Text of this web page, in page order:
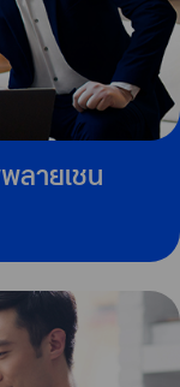
ลายเชน​